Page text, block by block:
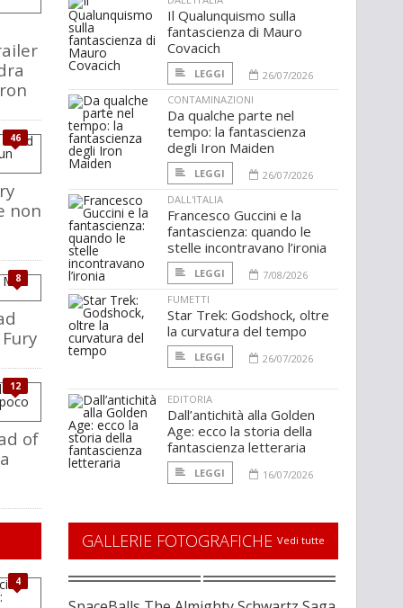
46
non
8
12
of
4
Il Qualunquismo sulla
fantascienza di Mauro
Covacich
LEGGI
26/07/2026
CONTAMINAZIONI
Da qualche parte nel
tempo: la fantascienza
degli Iron Maiden
LEGGI
26/07/2026
DALL'ITALIA
Francesco Guccini e la
fantascienza: quando le
stelle incontravano l’ironia
LEGGI
7/08/2026
FUMETTI
Star Trek: Godshock, oltre
la curvatura del tempo
LEGGI 26/07/2026
EDITORIA
Dall’antichità alla Golden
Age: ecco la storia della
fantascienza letteraria
LEGGI 16/07/2026
GALLERIE FOTOGRAFICHE Vedi tutte